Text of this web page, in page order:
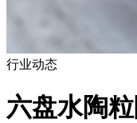
行业动态
六盘水陶